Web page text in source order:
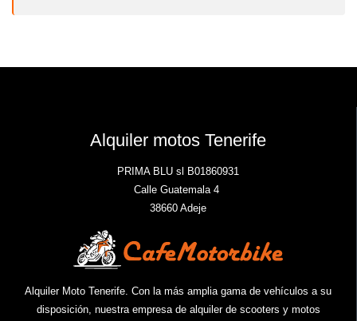
Alquiler motos Tenerife
PRIMA BLU sl B01860931
Calle Guatemala 4
38660 Adeje
Alquiler Moto Tenerife. Con la más amplia gama de vehículos a su
disposición, nuestra empresa de alquiler de scooters y motos